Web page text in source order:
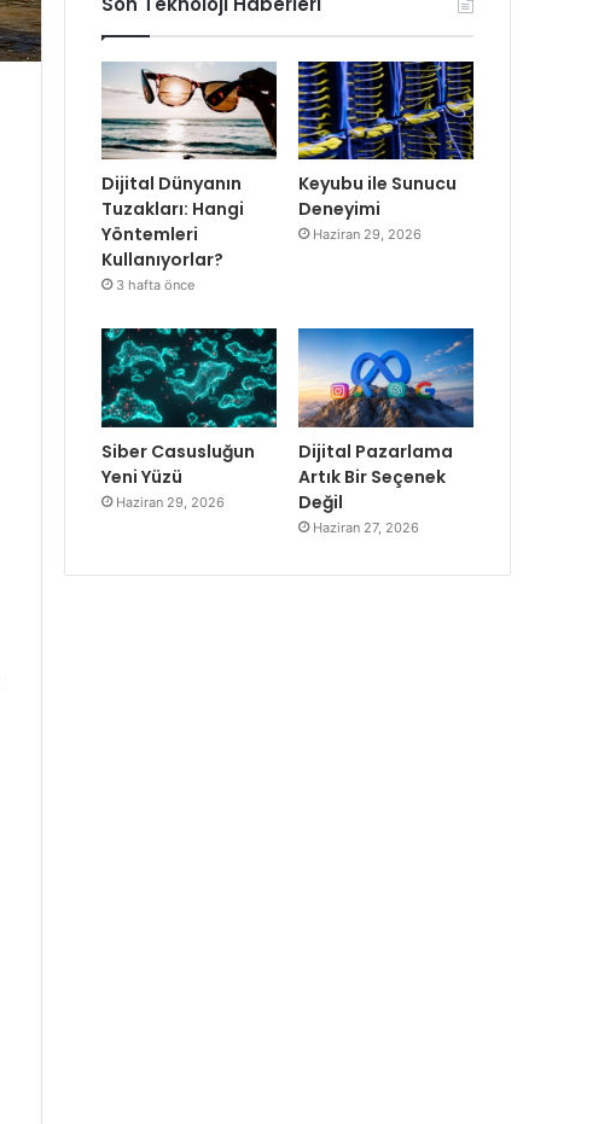
Dijital Dünyanın
Tuzakları: Hangi
Yöntemleri
Kullanıyorlar?
3 hafta önce
Keyubu ile Sunucu
Deneyimi
Haziran 29, 2026
Siber Casusluğun
Yeni Yüzü
Haziran 29, 2026
Dijital Pazarlama
Artık Bir Seçenek
Değil
Haziran 27, 2026